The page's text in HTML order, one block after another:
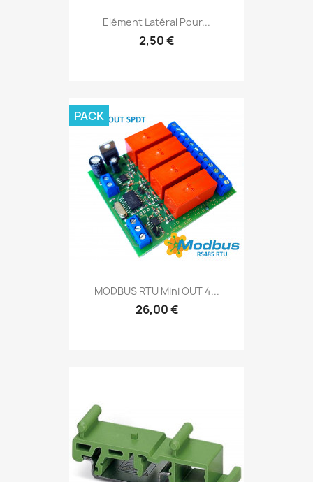
Elément Latéral Pour...
2,50 €
MODBUS RTU Mini OUT 4...
26,00 €
PACK